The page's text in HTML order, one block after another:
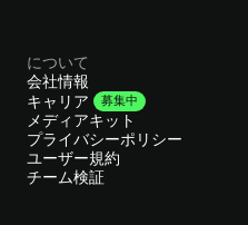
について
会社情報
キャリア
募集中
メディアキット
プライバシーポリシー
ユーザー規約
チーム検証